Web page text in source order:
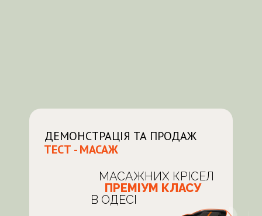
ДЕМОНСТРАЦІЯ ТА ПРОДАЖ
ТЕСТ - МАСАЖ
ПРЕМІУМ КЛАСУ
В ОДЕСІ
МАСАЖНИХ КРІСЕЛ